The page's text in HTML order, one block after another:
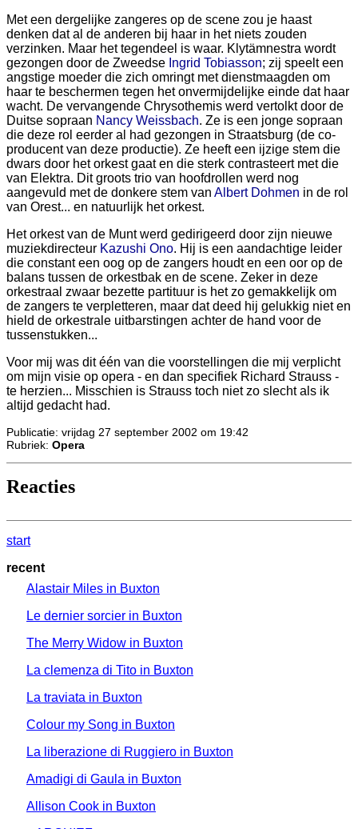
Met een dergelijke zangeres op de scene zou je haast
denken dat al de anderen bij haar in het niets zouden
verzinken. Maar het tegendeel is waar. Klytämnestra wordt
gezongen door de Zweedse Ingrid Tobiasson; zij speelt een
angstige moeder die zich omringt met dienstmaagden om
haar te beschermen tegen het onvermijdelijke einde dat haar
wacht. De vervangende Chrysothemis werd vertolkt door de
Duitse sopraan Nancy Weissbach. Ze is een jonge sopraan
die deze rol eerder al had gezongen in Straatsburg (de co-
producent van deze productie). Ze heeft een ijzige stem die
dwars door het orkest gaat en die sterk contrasteert met die
van Elektra. Dit groots trio van hoofdrollen werd nog
aangevuld met de donkere stem van Albert Dohmen in de rol
van Orest... en natuurlijk het orkest.
Het orkest van de Munt werd gedirigeerd door zijn nieuwe
muziekdirecteur Kazushi Ono. Hij is een aandachtige leider
die constant een oog op de zangers houdt en een oor op de
balans tussen de orkestbak en de scene. Zeker in deze
orkestraal zwaar bezette partituur is het zo gemakkelijk om
de zangers te verpletteren, maar dat deed hij gelukkig niet en
hield de orkestrale uitbarstingen achter de hand voor de
tussenstukken...
Voor mij was dit één van die voorstellingen die mij verplicht
om mijn visie op opera - en dan specifiek Richard Strauss -
te herzien... Misschien is Strauss toch niet zo slecht als ik
altijd gedacht had.
Publicatie: vrijdag 27 september 2002 om 19:42
Rubriek: Opera
Reacties
start
recent
Alastair Miles in Buxton
Le dernier sorcier in Buxton
The Merry Widow in Buxton
La clemenza di Tito in Buxton
La traviata in Buxton
Colour my Song in Buxton
La liberazione di Ruggiero in Buxton
Amadigi di Gaula in Buxton
Allison Cook in Buxton